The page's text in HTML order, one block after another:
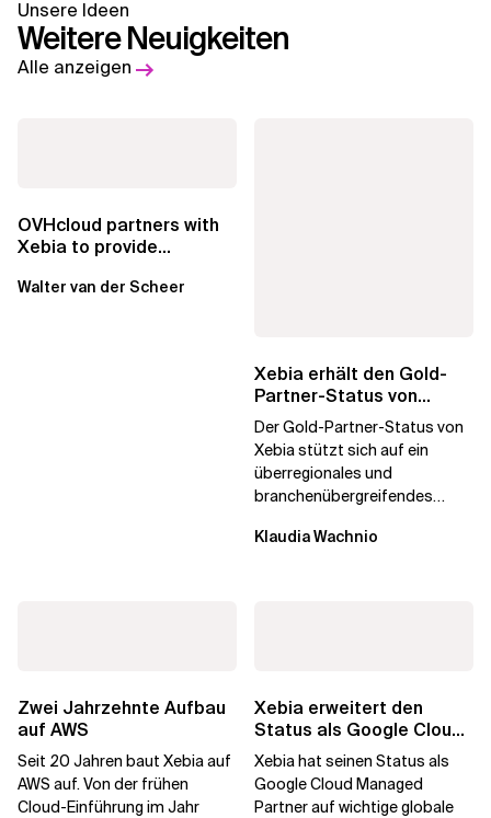
Unsere Ideen
Weitere Neuigkeiten
Alle anzeigen
OVHcloud partners with
Xebia to provide
for multi-cloud...
Walter van der Scheer
Xebia erhält den Gold-
Partner-Status von
Databricks und
unterstreicht damit sein...
Der Gold-Partner-Status von
Xebia stützt sich auf ein
überregionales und
branchenübergreifendes
Datenmigrations- und...
Klaudia Wachnio
Zwei Jahrzehnte Aufbau
auf AWS
Seit 20 Jahren baut Xebia auf
AWS auf. Von der frühen
Cloud-Einführung im Jahr
Xebia erweitert den
Status als Google Cloud
Managed Partner in den
wichtigsten...
Xebia hat seinen Status als
Google Cloud Managed
Partner auf wichtige globale